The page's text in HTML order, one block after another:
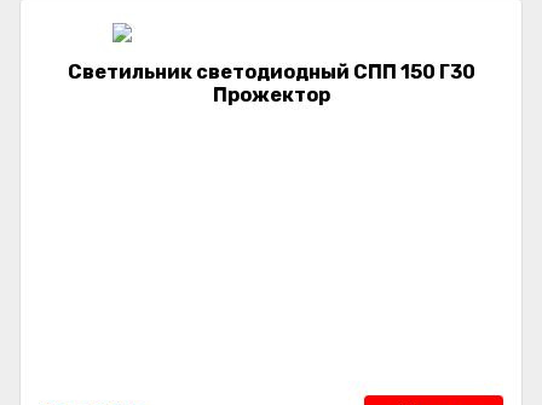
Светильник светодиодный СПП 150 Г30
Прожектор